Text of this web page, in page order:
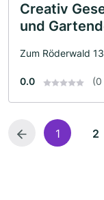
Creativ
und
Zum Röderwald
0.0 (0
1 2